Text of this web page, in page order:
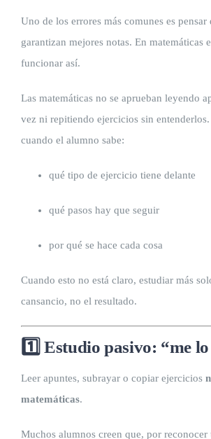
Uno de los errores más comunes es pensar
garantizan mejores notas. En matemáticas
funcionar así.
Las matemáticas no se aprueban leyendo
vez ni repitiendo ejercicios sin entenderlos.
cuando el alumno sabe:
qué tipo de ejercicio tiene delante
qué pasos hay que seguir
por qué se hace cada cosa
Cuando esto no está claro, estudiar más
cansancio, no el resultado.
1️⃣ Estudio pasivo: “me
Leer apuntes, subrayar o copiar ejercicios
matemáticas.
Muchos alumnos creen que, por